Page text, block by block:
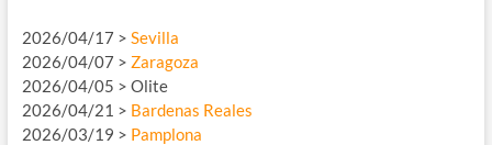
2026/04/17 > Sevilla
2026/04/07 > Zaragoza
2026/04/05 > Olite
2026/04/21 > Bardenas Reales
2026/03/19 > Pamplona